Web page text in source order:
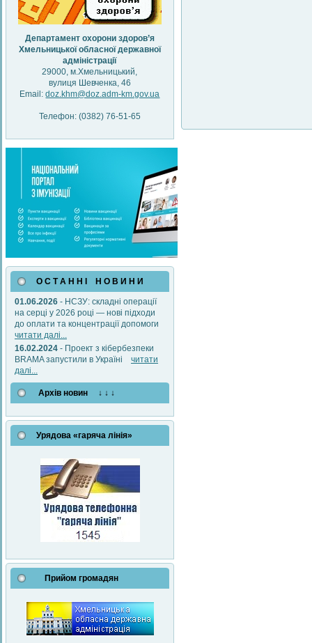
Департамент охорони здоров’я
Хмельницької обласної державної
адміністрації
29000, м.Хмельницький,
вулиця Шевченка, 46
Email:doz.khm@doz.adm-km.gov.ua
Телефон: (0382) 76-51-65
О С Т А Н Н І Н О В И Н И
01.06.2026 - НСЗУ: складні операції
на серці у 2026 році — нові підходи
до оплати та концентрації допомоги
читати далі...
16.02.2024 - Проект з кібербезпеки
BRAMA запустили в Україні читати
далі...
Архів новин ↓ ↓ ↓
Урядова «гаряча лінія»
Прийом громадян